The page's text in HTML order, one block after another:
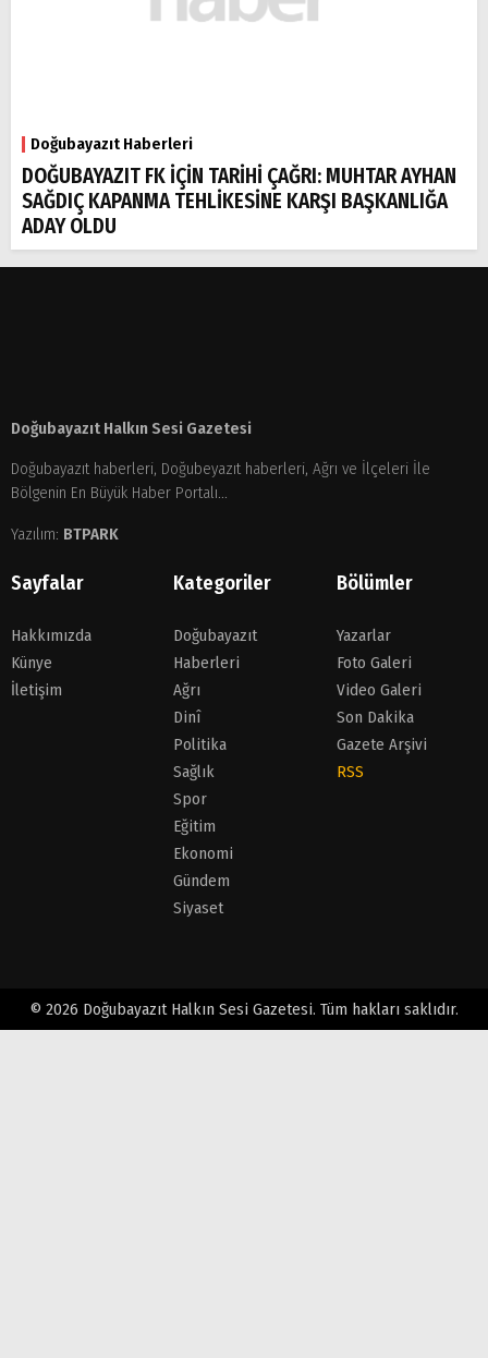
Doğubayazıt Haberleri
DOĞUBAYAZIT FK İÇİN TARİHİ ÇAĞRI: MUHTAR AYHAN
SAĞDIÇ KAPANMA TEHLİKESİNE KARŞI BAŞKANLIĞA
ADAY OLDU
Doğubayazıt Halkın Sesi Gazetesi
Doğubayazıt haberleri, Doğubeyazıt haberleri, Ağrı ve İlçeleri İle
Bölgenin En Büyük Haber Portalı...
Yazılım: BTPARK
Sayfalar
Hakkımızda
Künye
İletişim
Kategoriler
Doğubayazıt
Haberleri
Ağrı
Dinî
Politika
Sağlık
Spor
Eğitim
Ekonomi
Gündem
Siyaset
Bölümler
Yazarlar
Foto Galeri
Video Galeri
Son Dakika
Gazete Arşivi
RSS
© 2026 Doğubayazıt Halkın Sesi Gazetesi. Tüm hakları saklıdır.